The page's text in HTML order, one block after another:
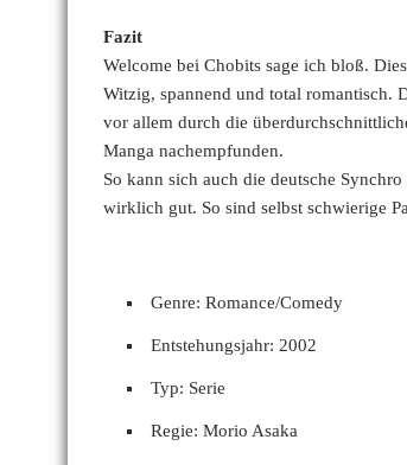
Fazit
Welcome bei Chobits sage ich bloß.
Witzig, spannend und total romantisch.
vor allem durch die
Manga nachempfunden.
So kann sich auch die deutsche
wirklich gut. So sind selbst schwierige
Genre: Romance/Comedy
Entstehungsjahr: 2002
Typ: Serie
Regie: Morio Asaka